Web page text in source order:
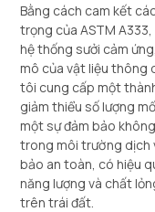
Bằng cách cam kết
trọng của ASTM
hệ thống sưởi cảm
mô của vật liệu thông
tôi cung cấp một
giảm thiểu số lượng
một sự đảm bảo
trong môi trường dịch
bảo an toàn, có hiệu
năng lượng và chất
trên trái đất.